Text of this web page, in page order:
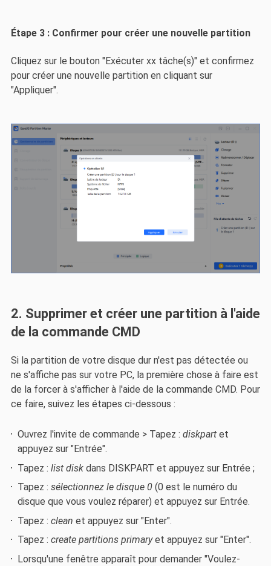
Étape 3 : Confirmer pour créer une nouvelle partition
Cliquez sur le bouton "Exécuter xx tâche(s)" et confirmez
pour créer une nouvelle partition en cliquant sur
"Appliquer".
2. Supprimer et créer une partition à l'aide
de la commande CMD
Si la partition de votre disque dur n'est pas détectée ou
ne s'affiche pas sur votre PC, la première chose à faire est
de la forcer à s'afficher à l'aide de la commande CMD. Pour
ce faire, suivez les étapes ci-dessous :
Ouvrez l'invite de commande > Tapez :diskpart et
appuyez sur "Entrée".
Tapez :list disk dans DISKPART et appuyez sur Entrée ;
Tapez :sélectionnez le disque 0 (0 est le numéro du
disque que vous voulez réparer) et appuyez sur Entrée.
Tapez :clean et appuyez sur "Enter".
Tapez :create partitions primaryet appuyez sur "Enter".
Lorsqu'une fenêtre apparaît pour demander "Voulez-